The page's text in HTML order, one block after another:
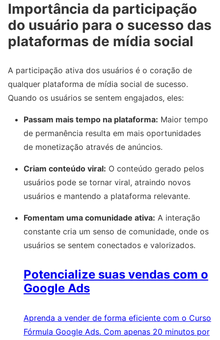
Importância da participação
do usuário para o sucesso das
plataformas de mídia social
A participação ativa dos usuários é o coração de
qualquer plataforma de mídia social de sucesso.
Quando os usuários se sentem engajados, eles:
Passam mais tempo na plataforma: Maior tempo
de permanência resulta em mais oportunidades
de monetização através de anúncios.
Criam conteúdo viral: O conteúdo gerado pelos
usuários pode se tornar viral, atraindo novos
usuários e mantendo a plataforma relevante.
Fomentam uma comunidade ativa: A interação
constante cria um senso de comunidade, onde os
usuários se sentem conectados e valorizados.
Potencialize suas vendas com o
Google Ads
Aprenda a vender de forma eficiente com o Curso
Fórmula Google Ads. Com apenas 20 minutos por